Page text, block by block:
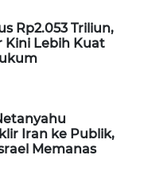
Rp2.053 Triliun,
Kini Lebih Kuat
Iran ke Publik,
Memanas